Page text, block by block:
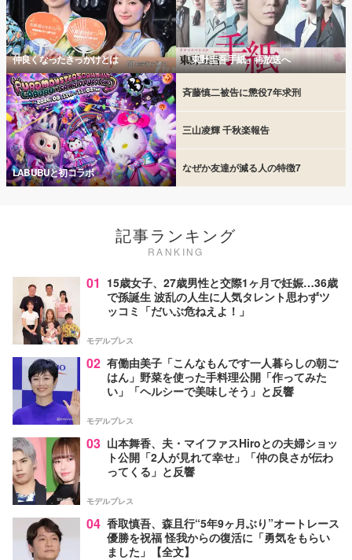
仲良くなったきっかけとは 「東野圭吾 手紙」再放送へ
LABUBUと初コラボ
斉藤慎二被告に懲役7年求刑
三山凌輝 千秋楽報告
なぜか友達が減る人の特徴7
記事ランキング
RANKING
01 15歳女子、27歳男性と交際1ヶ月で妊娠…36歳
で孫誕生 波乱の人生に人気タレント思わずツ
ッコミ「だいぶ危ねえよ！」
モデルプレス
02 有働由美子「こんなもんです一人暮らしの朝ご
はん」野菜を使った手料理公開「作ってみた
い」「ヘルシーで美味しそう」と反響
モデルプレス
03 山本舞香、夫・マイファスHiroとの夫婦ショッ
ト公開「2人が見れて幸せ」「仲の良さが伝わ
ってくる」と反響
モデルプレス
04 香取慎吾、森且行“5年9ヶ月ぶり”オートレース
優勝を祝福 怪我からの復活に「勇気をもらい
ました」【全文】